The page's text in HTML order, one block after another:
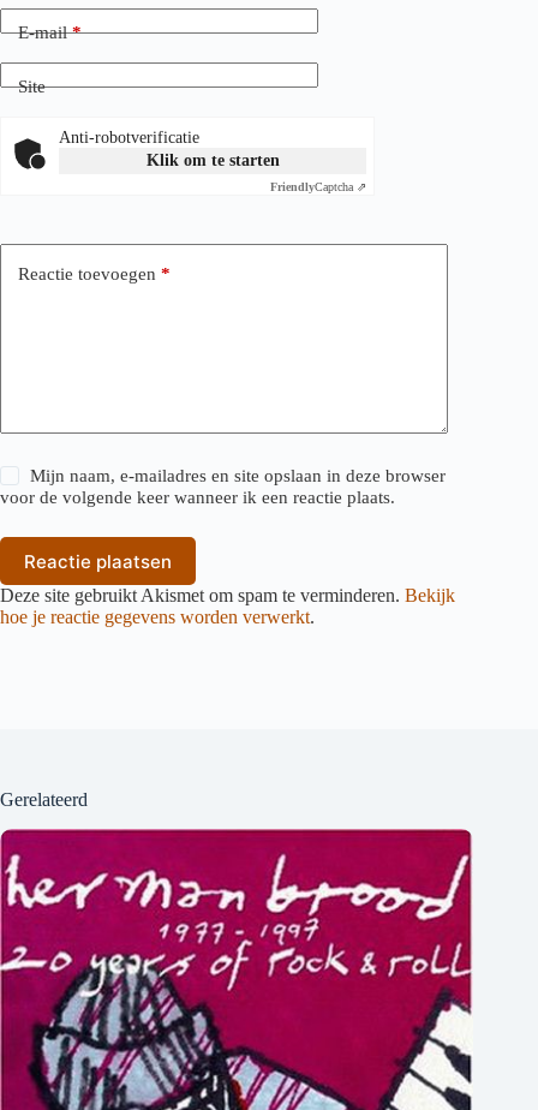
E-mail*
Site
Anti-robotverificatie
Klik om te starten
FriendlyCaptcha ⇗
Reactie toevoegen *
Mijn naam, e-mailadres en site opslaan in deze browser
voor de volgende keer wanneer ik een reactie plaats.
Reactie plaatsen
Deze site gebruikt Akismet om spam te verminderen. Bekijk
hoe je reactie gegevens worden verwerkt.
Gerelateerd